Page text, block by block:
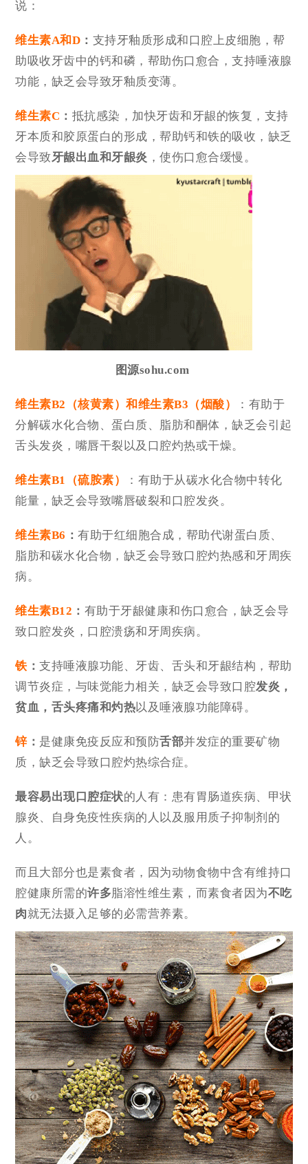
说：
维生素A和D ： 支持牙釉质形成和口腔上皮细胞，帮
助吸收牙齿中的钙和磷，帮助伤口愈合，支持唾液腺
功能，缺乏会导致牙釉质变薄。
维生素C ： 抵抗感染，加快牙齿和牙龈的恢复，支持
牙本质和胶原蛋白的形成，帮助钙和铁的吸收，缺乏
会导致牙龈出血和牙龈炎 ，使伤口愈合缓慢。
图源sohu.com
维生素B2（核黄素）和维生素B3（烟酸）
：有助于
分解碳水化合物、蛋白质、脂肪和酮体，缺乏会引起
舌头发炎，嘴唇干裂以及口腔灼热或干燥。
维生素B1（硫胺素）
：有助于从碳水化合物中转化
能量，缺乏会导致嘴唇破裂和口腔发炎。
维生素B6 ：有助于红细胞合成，帮助代谢蛋白质、
脂肪和碳水化合物，缺乏会导致口腔灼热感和牙周疾
病。
维生素B12 ： 有助于牙龈健康和伤口愈合，缺乏会导
致口腔发炎，口腔溃疡和牙周疾病。
铁：支持唾液腺功能、牙齿、舌头和牙龈结构，帮助
调节炎症，与味觉能力相关，缺乏会导致口腔发炎，
贫血，舌头疼痛和灼热以及唾液腺功能障碍。
锌： 是健康免疫反应和预防舌部并发症的重要矿物
质，缺乏会导致口腔灼热综合症。
最容易出现口腔症状的人有：患有胃肠道疾病、甲状
腺炎、自身免疫性疾病的人以及服用质子抑制剂的
人。
而且大部分也是素食者，因为动物食物中含有维持口
腔健康所需的许多脂溶性维生素，而素食者因为不吃
肉就无法摄入足够的必需营养素。